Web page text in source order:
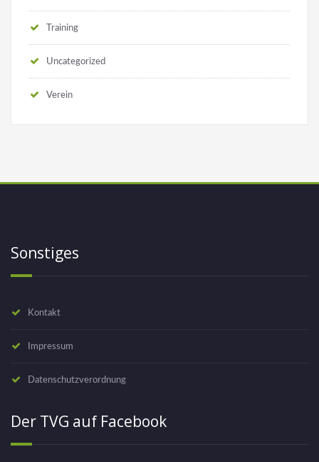
Training
Uncategorized
Verein
Sonstiges
Kontakt
Impressum
Datenschutzverordnung
Der TVG auf Facebook